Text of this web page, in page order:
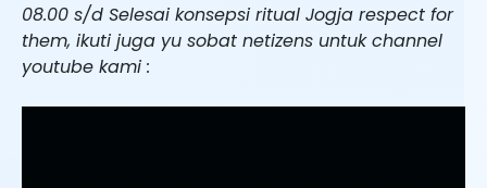
08.00 s/d Selesai konsepsi ritual Jogja respect for
them, ikuti juga yu sobat netizens untuk channel
youtube kami :